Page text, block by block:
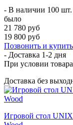
- В наличии 100 шт.
было
21 780 руб
19 800 руб
Позвонить и купить
- Доставка 1-2 дня
При условии
Доставка без
Игровой стол